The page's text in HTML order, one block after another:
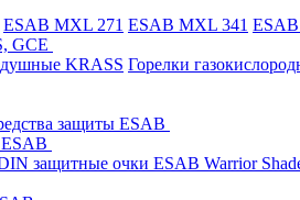
ESAB MXL 271 ESAB MXL 341
GCE
KRASS Горелки
защиты ESAB
защитные очки ESAB Warrior